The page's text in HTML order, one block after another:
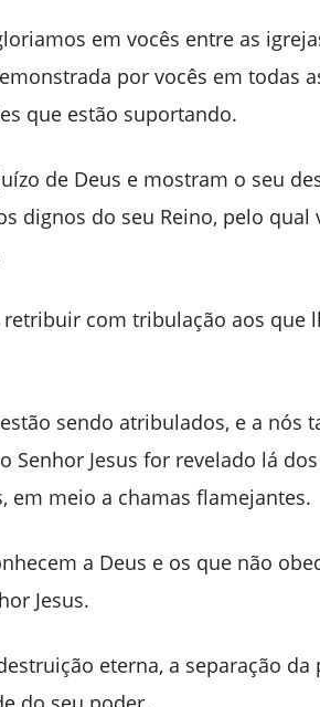
em vocês entre as
por vocês em todas
que estão suportando.
de Deus e mostram o seu
dignos do seu Reino, pelo qual
com tribulação aos que
sendo atribulados, e a nós
Senhor Jesus for revelado lá
em meio a chamas flamejantes.
a Deus e os que não
Jesus.
eterna, a separação da